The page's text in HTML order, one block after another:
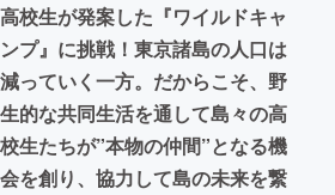
CAMPFIREふるさと納税machi-ya
高校生が発案した『ワイルドキャ
ンプ』に挑戦！東京諸島の人口は
減っていく一方。だからこそ、野
生的な共同生活を通して島々の高
校生たちが”本物の仲間”となる機
会を創り、協力して島の未来を繋